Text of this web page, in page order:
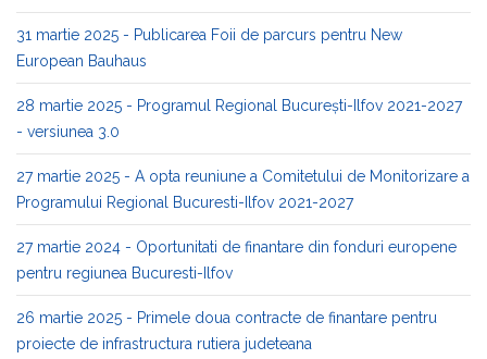
31 martie 2025 - Publicarea Foii de parcurs pentru New
European Bauhaus
28 martie 2025 - Programul Regional București-Ilfov 2021-2027
- versiunea 3.0
27 martie 2025 - A opta reuniune a Comitetului de Monitorizare a
Programului Regional Bucuresti-Ilfov 2021-2027
27 martie 2024 - Oportunitati de finantare din fonduri europene
pentru regiunea Bucuresti-Ilfov
26 martie 2025 - Primele doua contracte de finantare pentru
proiecte de infrastructura rutiera judeteana